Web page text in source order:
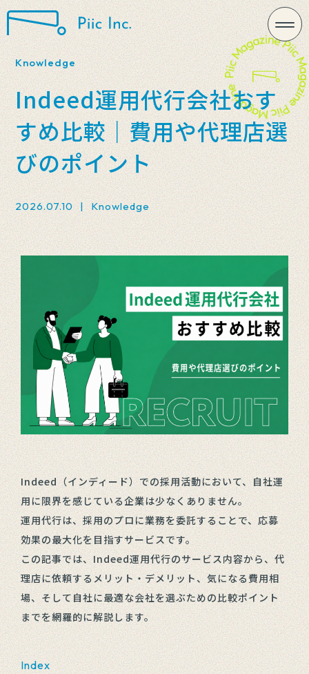
Knowledge
Indeed運用代行会社おす
すめ比較｜費用や代理店選
びのポイント
2026.07.10 | Knowledge
Indeed（インディード）での採用活動において、自社運
用に限界を感じている企業は少なくありません。
運用代行は、採用のプロに業務を委託することで、応募
効果の最大化を目指すサービスです。
この記事では、Indeed運用代行のサービス内容から、代
理店に依頼するメリット・デメリット、気になる費用相
場、そして自社に最適な会社を選ぶための比較ポイント
までを網羅的に解説します。
Index